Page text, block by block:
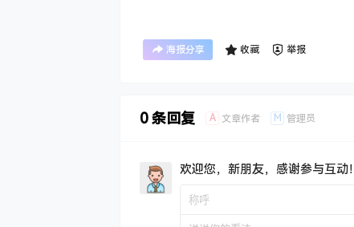
海报分享 收藏 举报
0 条回复 A 文章作者 M 管理员
欢迎您，新朋友，感谢参与互动！